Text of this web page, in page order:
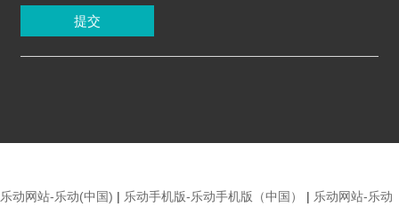
提交
乐动网站-乐动(中国) | 乐动手机版-乐动手机版（中国） | 乐动网站-乐动